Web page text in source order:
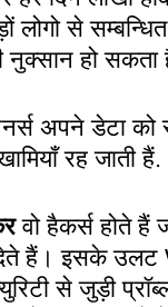
लोगो से
नुक्सान हो सकता
अपने डेटा को
रह जाती हैं.
वो हैकर्स होते हैं
देते हैं। इसके
से जुड़ी